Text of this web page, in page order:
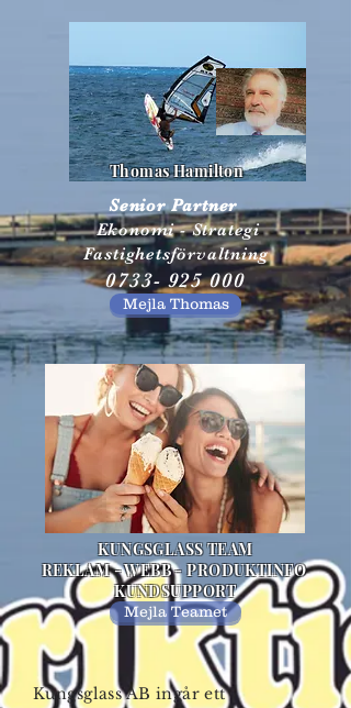
Thomas Hamilton
Senior Partner
Ekonomi - Strategi
Fastighetsförvaltning
0733- 925 000
Mejla Thomas
KUNGSGLASS TEAM
REKLAM - WEBB - PRODUKTINFO
KUNDSUPPORT
Mejla Teamet
Kungsglass AB ingår ett